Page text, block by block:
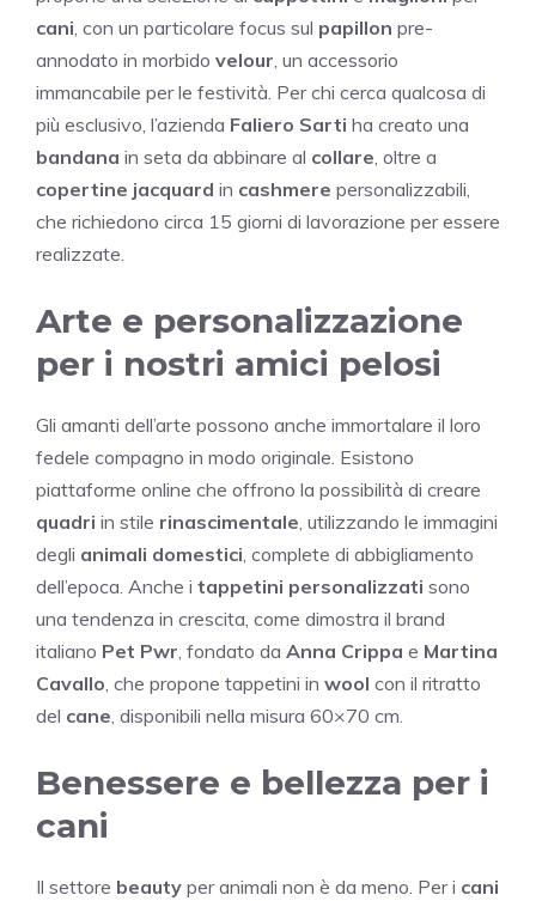
cani, con un particolare focus sul papillon pre-
annodato in morbido velour, un accessorio
immancabile per le festività. Per chi cerca qualcosa di
più esclusivo, l’azienda Faliero Sarti ha creato una
bandana in seta da abbinare al collare, oltre a
copertine jacquard in cashmere personalizzabili,
che richiedono circa 15 giorni di lavorazione per essere
realizzate.
Arte e personalizzazione
per i nostri amici pelosi
Gli amanti dell’arte possono anche immortalare il loro
fedele compagno in modo originale. Esistono
piattaforme online che offrono la possibilità di creare
quadri in stile rinascimentale, utilizzando le immagini
degli animali domestici, complete di abbigliamento
dell’epoca. Anche i tappetini personalizzati sono
una tendenza in crescita, come dimostra il brand
italiano Pet Pwr, fondato da Anna Crippa e Martina
Cavallo, che propone tappetini in wool con il ritratto
del cane, disponibili nella misura 60×70 cm.
Benessere e bellezza per i
cani
Il settore beauty per animali non è da meno. Per i cani